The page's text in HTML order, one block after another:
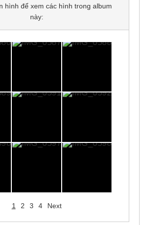
hình để xem các hình trong album
này:
1 2 3 4 Next